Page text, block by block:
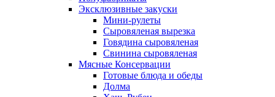
Эксклюзивные закуски
Мини-рулеты
Сыровяленая вырезка
Говядина сыровяленая
Свинина сыровяленая
Мясные Консервации
Готовые блюда и обеды
Долма